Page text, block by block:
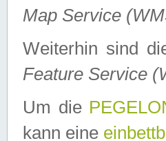
Map Service
Weiterhin sind
Feature Service
Um die
kann eine